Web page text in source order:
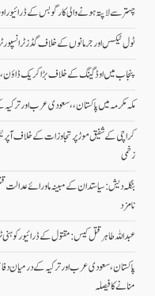
چہتر سے لاپتہ ہونے والی کارگو بس کے ڈرائیور
ٹول ٹیکس اور جرمانوں کے خلاف گڈز
پنجاب میں اوڈ گینگ کے خلاف بڑا کریک ڈاؤن، سائبر فراڈ
مکہ مکرمہ میں پاکستان،، سعودی عرب اور
کراچی کے شفیق موڑ پر تجاوزات کے خلاف
زخمی
نامزد
عبداللہ طاہر قتل کیس: مقتول کے ڈرائیور کو
پاکستان، سعودی عرب اور ترکیہ کے درمیان
منانے کا فیصلہ